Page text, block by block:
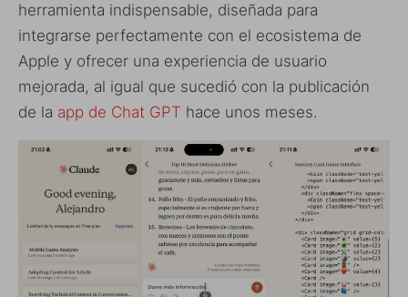
herramienta indispensable, diseñada para
integrarse perfectamente con el ecosistema de
Apple y ofrecer una experiencia de usuario
mejorada, al igual que sucedió con la publicación
de la app de Chat GPT hace unos meses.